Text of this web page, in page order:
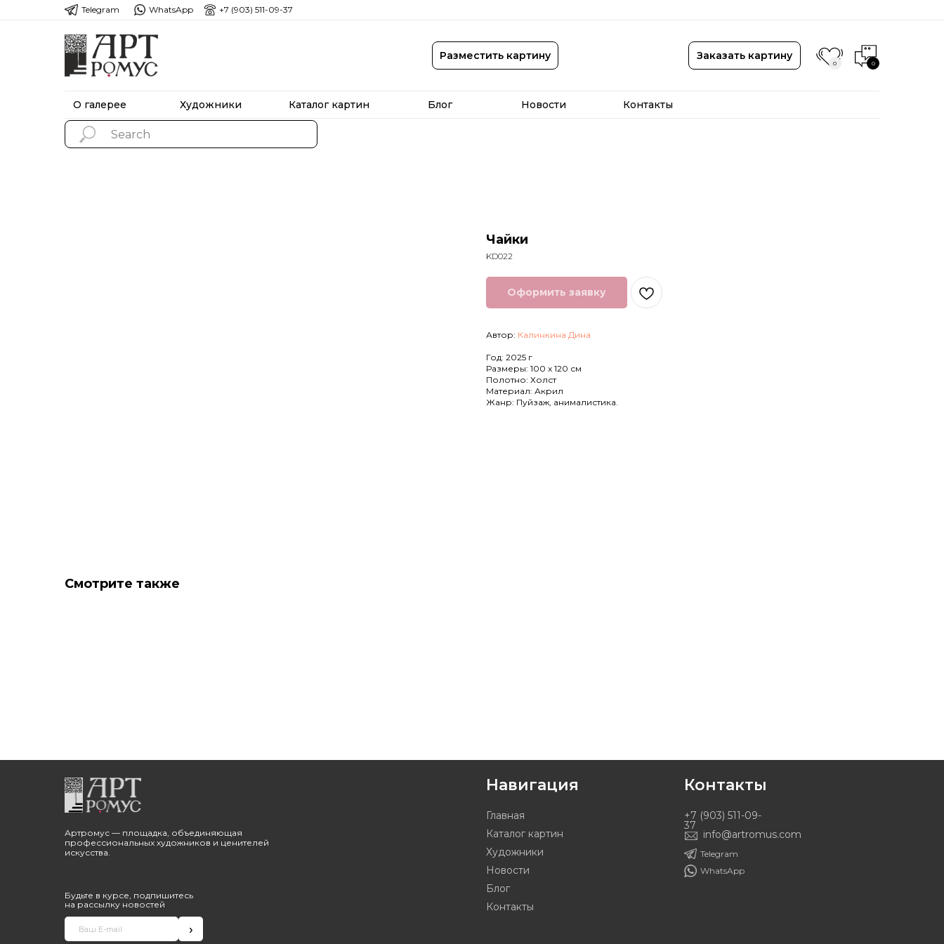
Разместить картину Заказать картину
0
0
Контакты
Новости
Блог
Каталог картин
Художники
О галерее
Telegram WhatsApp +7 (903) 511-09-37
Художники
О галерее
Чайки
KD022
Оформить заявку
Автор: Калинкина Дина
Год: 2025 г
Размеры: 100 x 120 см
Полотно: Холст
Материал: Акрил
Жанр: Пуйзаж, анималистика.
Смотрите также
Навигация Контакты
+7 (903) 511-09-
37
Telegram
WhatsApp
info@artromus.com
Артромус — площадка, объединяющая
профессиональных художников и ценителей
искусства.
›
Будьте в курсе, подпишитесь
на рассылку новостей
Главная
Каталог картин
Художники
Новости
Блог
Контакты